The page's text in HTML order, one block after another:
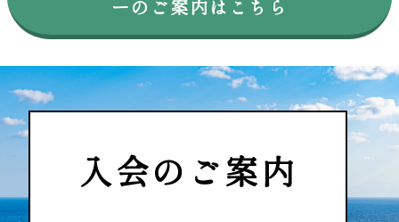
ーのご案内はこちら
入会のご案内